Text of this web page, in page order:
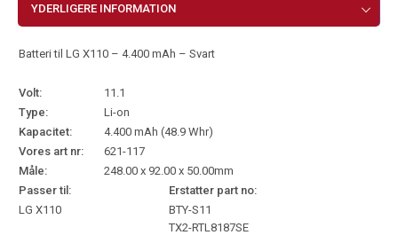
YDERLIGERE INFORMATION
Batteri til LG X110 – 4.400 mAh – Svart
Volt:
11.1
Type:
Li-on
Kapacitet:
4.400 mAh (48.9 Whr)
Vores art nr:
621-117
Måle:
248.00 x 92.00 x 50.00mm
Passer til:
Erstatter part no:
LG X110
BTY-S11
TX2-RTL8187SE